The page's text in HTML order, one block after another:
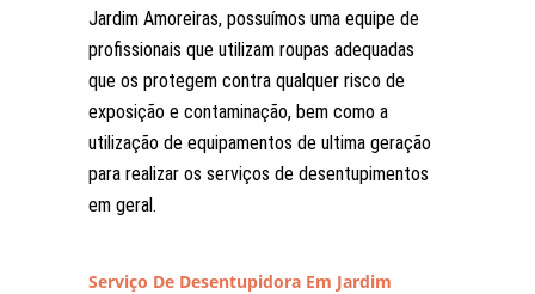
Jardim Amoreiras, possuímos uma equipe de
profissionais que utilizam roupas adequadas
que os protegem contra qualquer risco de
exposição e contaminação, bem como a
utilização de equipamentos de ultima geração
para realizar os serviços de desentupimentos
em geral.
Serviço De Desentupidora Em Jardim